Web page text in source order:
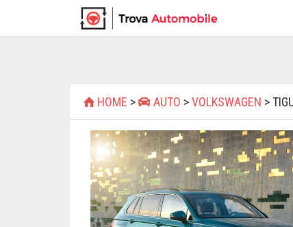
HOME > AUTO >VOLKSWAGEN >